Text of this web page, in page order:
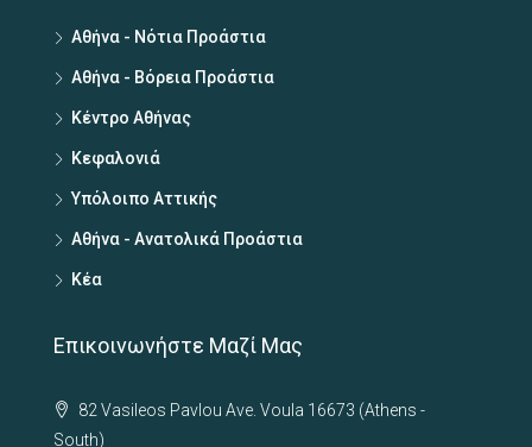
Αθήνα - Νότια Προάστια
Αθήνα - Βόρεια Προάστια
Κέντρο Αθήνας
Κεφαλονιά
Υπόλοιπο Αττικής
Αθήνα - Ανατολικά Προάστια
Κέα
Επικοινωνήστε Μαζί Μας
82 Vasileos Pavlou Ave. Voula 16673 (Athens -
South)